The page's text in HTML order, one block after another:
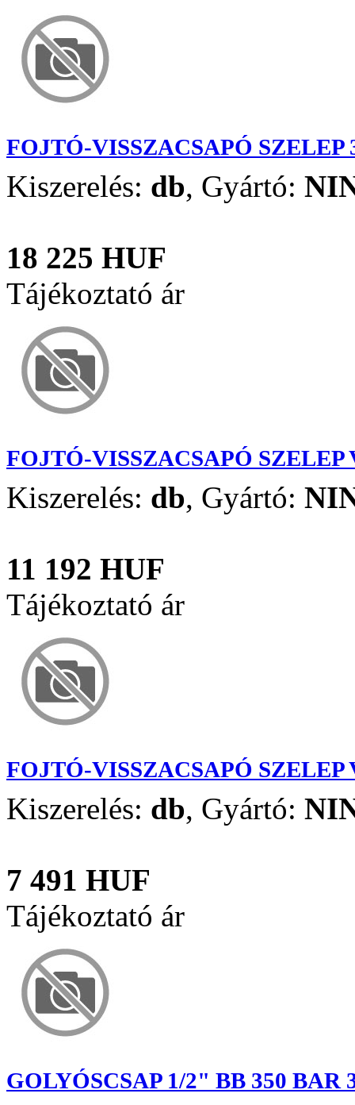
FOJTÓ-VISSZACSAPÓ
Kiszerelés: db, Gyártó:
18 225 HUF
Tájékoztató ár
FOJTÓ-VISSZACSAPÓ
Kiszerelés: db, Gyártó:
11 192 HUF
Tájékoztató ár
FOJTÓ-VISSZACSAPÓ
Kiszerelés: db, Gyártó:
7 491 HUF
Tájékoztató ár
GOLYÓSCSAP 1/2" BB 350 BAR